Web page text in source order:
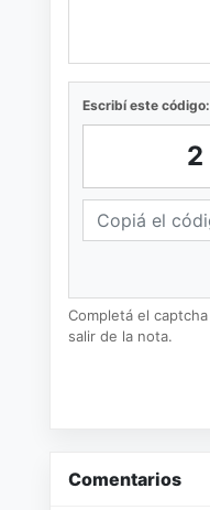
Escribí este código:
Completá el
salir de la nota.
Comentarios